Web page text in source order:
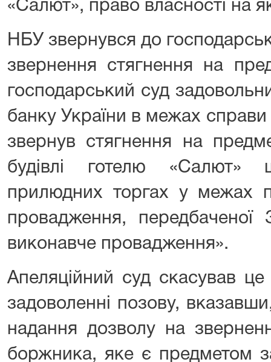
«Салют», право власності на
НБУ звернувся до
звернення стягнення на
господарський суд
банку України в межах
звернув стягнення на
будівлі готелю
прилюдних торгах у межах
провадження,
виконавче провадження».
Апеляційний суд скасував
задоволенні позову,
надання дозволу на
боржника, яке є предметом